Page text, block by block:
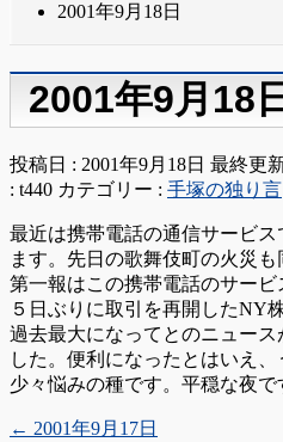
2001年9月18日
2001年9月18日
投稿日 : 2001年9月18日 最終更
: t440 カテゴリー : 手塚の独り言
最近は携帯電話の通信サービ
ます。先日の歌舞伎町の火災
第一報はこの携帯電話のサービ
５日ぶりに取引を再開したNY
過去最大になってとのニュー
した。便利になったとはいえ
少々悩みの種です。平穏な夜で
← 2001年9月17日